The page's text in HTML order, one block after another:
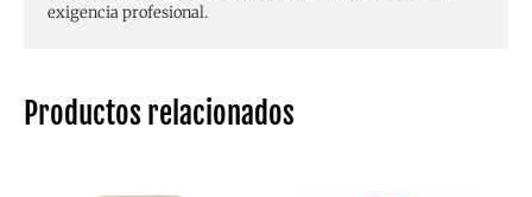
Productos relacionados
exigencia profesional.